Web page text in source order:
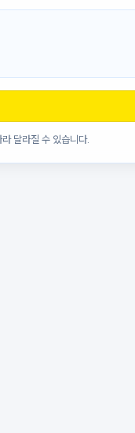
달라질 수 있습니다.